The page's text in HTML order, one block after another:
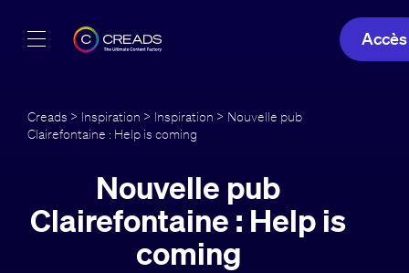
Offres
Guide
Accès
Creads > Inspiration > Inspiration > Nouvelle pub
Clairefontaine : Help is coming
Nouvelle pub
Clairefontaine : Help is
coming